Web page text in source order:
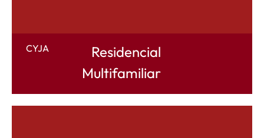
CYJA
Residencial
Multifamiliar